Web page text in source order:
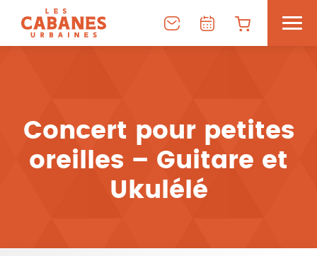
Concert pour petites
oreilles – Guitare et
Ukulélé